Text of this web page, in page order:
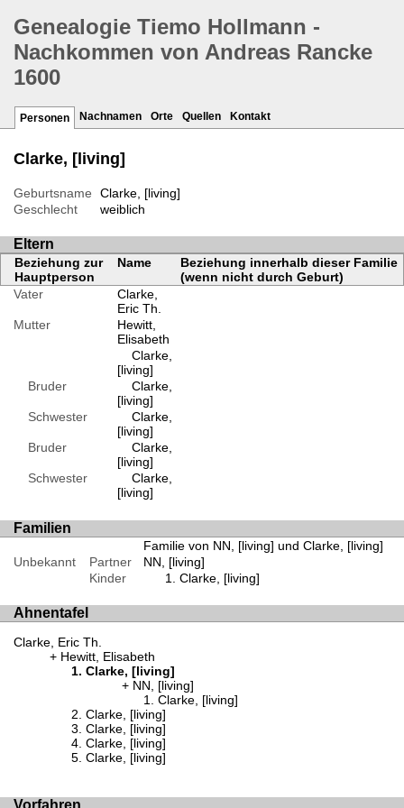
Genealogie Tiemo Hollmann -
Nachkommen von Andreas Rancke
1600
Personen Nachnamen Orte Quellen Kontakt
Clarke, [living]
Geburtsname
Clarke, [living]
Geschlecht
weiblich
Eltern
Beziehung zur
Hauptperson
Name
Beziehung innerhalb dieser Familie
(wenn nicht durch Geburt)
Vater
Clarke,
Eric Th.
Mutter
Hewitt,
Elisabeth
Clarke,
[living]
Bruder
Clarke,
[living]
Schwester
Clarke,
[living]
Bruder
Clarke,
[living]
Schwester
Clarke,
[living]
Familien
Familie von NN, [living] und Clarke, [living]
Unbekannt
Partner
NN, [living]
Kinder
Clarke, [living]
Ahnentafel
Clarke, Eric Th.
Hewitt, Elisabeth
Clarke, [living]
NN, [living]
Clarke, [living]
Clarke, [living]
Clarke, [living]
Clarke, [living]
Clarke, [living]
Vorfahren